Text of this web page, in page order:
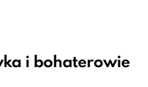
i bohaterowie